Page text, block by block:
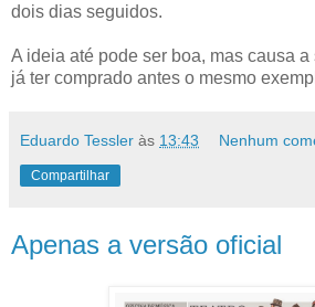
dois dias seguidos.
A ideia até pode ser boa, mas causa
já ter comprado antes o mesmo
Eduardo Tessler às 13:43 Nenhum
Compartilhar
Apenas a versão oficial